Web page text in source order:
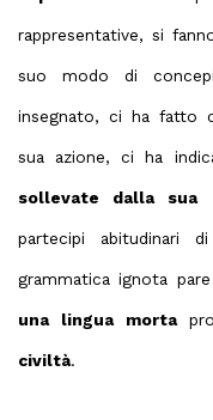
rappresentative, si
suo modo di
insegnato, ci ha fatto
sua azione, ci ha
sollevate dalla sua
partecipi abitudinari
grammatica ignota
una lingua morta
civiltà.